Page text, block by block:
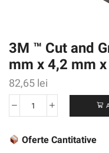
3M ™ Cut and
mm x 4,2 mm
82,65 lei
Cantitate
™
Oferte Cantitative